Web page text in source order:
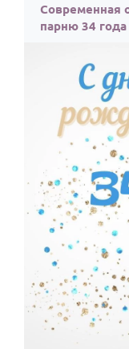
Современная
парню 34 года